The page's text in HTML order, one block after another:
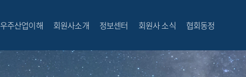
우주산업이해 회원사소개 정보센터 회원사 소식 협회동정
전체메뉴